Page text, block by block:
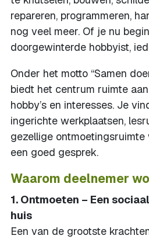
repareren, programmeren,
nog veel meer. Of je nu
doorgewinterde hobbyist,
Onder het motto “Samen
biedt het centrum ruimte
hobby’s en interesses. Je
ingerichte werkplaatsen,
gezellige ontmoetingsruimte
een goed gesprek.
Waarom deelnemer
1. Ontmoeten – Een
huis
Een van de grootste